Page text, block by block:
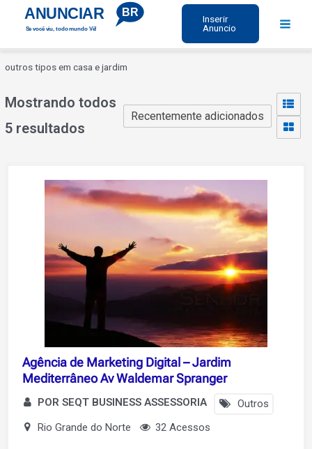
ANUNCIAR BR
Se você viu, todo mundo Vê!
Inserir
Anuncio
outros tipos em casa e jardim
Mostrando todos
5 resultados
Agência de Marketing Digital – Jardim
Mediterrâneo Av Waldemar Spranger
POR SEQT BUSINESS ASSESSORIA
Outros
Rio Grande do Norte
32 Acessos